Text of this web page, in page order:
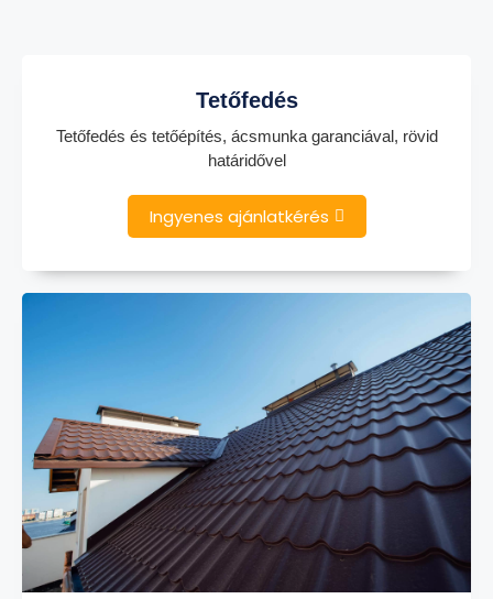
Tetőfedés
Tetőfedés és tetőépítés, ácsmunka garanciával, rövid
határidővel
Ingyenes ajánlatkérés